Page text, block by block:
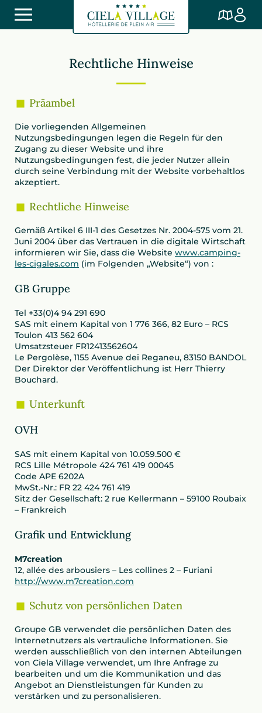
Rechtliche Hinweise
Präambel
Die vorliegenden Allgemeinen
Nutzungsbedingungen legen die Regeln für den
Zugang zu dieser Website und ihre
Nutzungsbedingungen fest, die jeder Nutzer allein
durch seine Verbindung mit der Website vorbehaltlos
akzeptiert.
Rechtliche Hinweise
Gemäß Artikel 6 III-1 des Gesetzes Nr. 2004-575 vom 21.
Juni 2004 über das Vertrauen in die digitale Wirtschaft
informieren wir Sie, dass die Website www.camping-
les-cigales.com (im Folgenden „Website“) von :
GB Gruppe
Tel +33(0)4 94 291 690
SAS mit einem Kapital von 1 776 366, 82 Euro – RCS
Toulon 413 562 604
Umsatzsteuer FR12413562604
Le Pergolèse, 1155 Avenue dei Reganeu, 83150 BANDOL
Der Direktor der Veröffentlichung ist Herr Thierry
Bouchard.
Unterkunft
OVH
SAS mit einem Kapital von 10.059.500 €
RCS Lille Métropole 424 761 419 00045
Code APE 6202A
MwSt.-Nr.: FR 22 424 761 419
Sitz der Gesellschaft: 2 rue Kellermann – 59100 Roubaix
– Frankreich
Grafik und Entwicklung
M7creation
12, allée des arbousiers – Les collines 2 – Furiani
http://www.m7creation.com
Schutz von persönlichen Daten
Groupe GB verwendet die persönlichen Daten des
Internetnutzers als vertrauliche Informationen. Sie
werden ausschließlich von den internen Abteilungen
von Ciela Village verwendet, um Ihre Anfrage zu
bearbeiten und um die Kommunikation und das
Angebot an Dienstleistungen für Kunden zu
verstärken und zu personalisieren.